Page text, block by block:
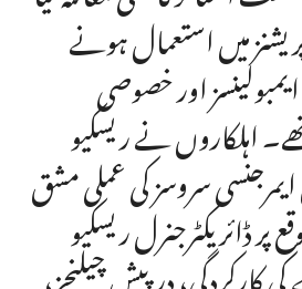
میں استعمال ہونے
اور خصوصی
اہلکاروں نے ریسکیو
سروسز کی عملی مشق
ڈائریکٹرجنرل ریسکیو
کی کارکردگی، درپیش چیلنجز،